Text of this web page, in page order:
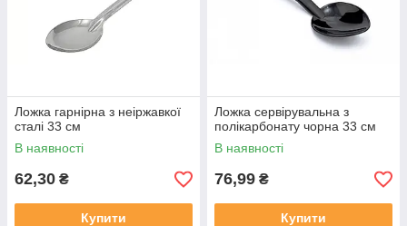
Ложка гарнірна з неіржавкої
сталі 33 см
В наявності
62,30 ₴
Купити
Ложка сервірувальна з
полікарбонату чорна 33 см
В наявності
76,99 ₴
Купити